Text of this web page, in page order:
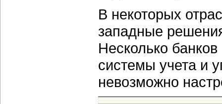
В некоторых
западные
Несколько
системы учета и
невозможно